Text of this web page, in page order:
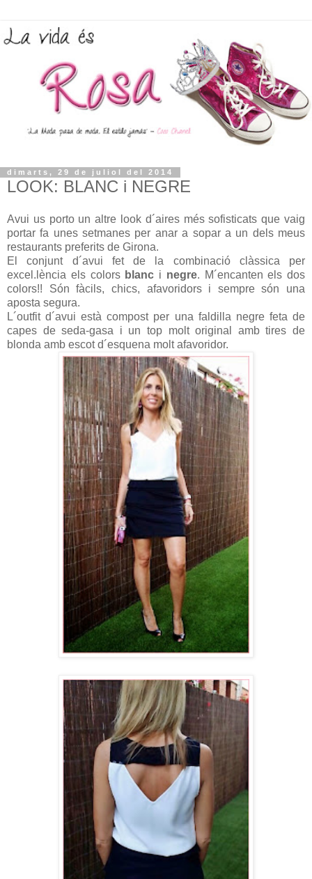
dimarts, 29 de juliol del 2014
LOOK: BLANC i NEGRE
Avui us porto un altre look d´aires més sofisticats que vaig
portar fa unes setmanes per anar a sopar a un dels meus
restaurants preferits de Girona.
El conjunt d´avui fet de la combinació clàssica per
excel.lència els colorsblanc i negre. M´encanten els dos
colors!! Són fàcils, chics, afavoridors i sempre són una
aposta segura.
L´outfit d´avui està compost per una faldilla negre feta de
capes de seda-gasa i un top molt original amb tires de
blonda amb escot d´esquena molt afavoridor.